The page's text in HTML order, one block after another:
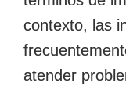
contexto, las
atender